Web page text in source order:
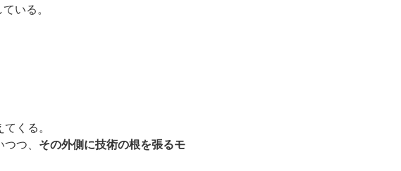
いる。
くる。
つ、 その外側に技術の根を張るモ